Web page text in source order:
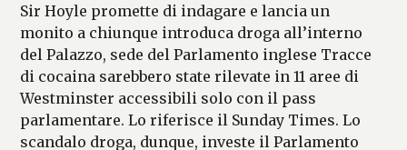
Sir Hoyle promette di indagare e lancia un
monito a chiunque introduca droga all’interno
del Palazzo, sede del Parlamento inglese Tracce
di cocaina sarebbero state rilevate in 11 aree di
Westminster accessibili solo con il pass
parlamentare. Lo riferisce il Sunday Times. Lo
scandalo droga, dunque, investe il Parlamento